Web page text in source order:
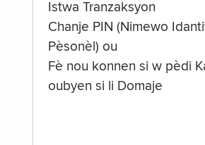
Istwa Tranzaksyon
Chanje PIN (Nimewo
Pèsonèl) ou
Fè nou konnen si w pèdi
oubyen si li Domaje